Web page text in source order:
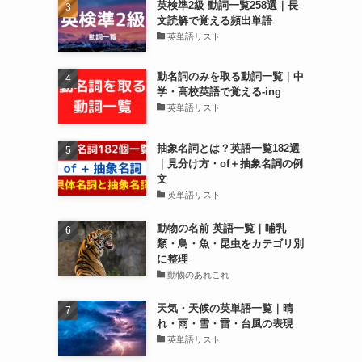
英検準2級 動詞一覧258選｜長
文読解で覚える頻出単語
英単語リスト
動名詞のみを取る動詞一覧｜中
学・高校英語で覚える-ing
英単語リスト
抽象名詞とは？英語一覧182選
｜見分け方・of＋抽象名詞の例
文
英単語リスト
動物の名前 英語一覧｜哺乳
類・鳥・魚・昆虫をカテゴリ別
に整理
動物のあれこれ
天気・天候の英単語一覧｜晴
れ・雨・雪・雷・台風の表現
英単語リスト